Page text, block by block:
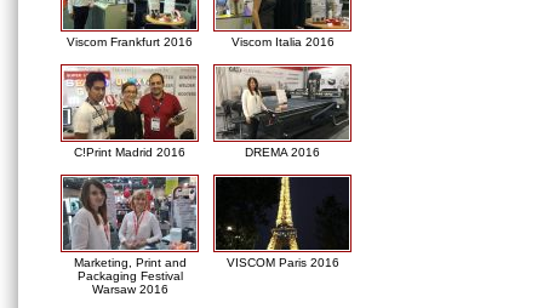
Viscom Frankfurt 2016 Viscom Italia 2016
C!Print Madrid 2016 DREMA 2016
Marketing, Print and
Packaging Festival
Warsaw 2016
VISCOM Paris 2016